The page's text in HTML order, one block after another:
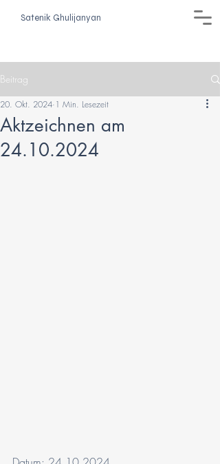
Satenik Ghulijanyan
Beitrag
Aktzeichnen am
24.10.2024
20. Okt. 2024 1 Min. Lesezeit